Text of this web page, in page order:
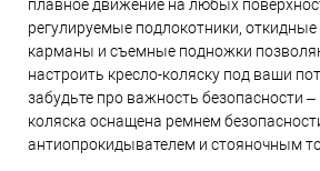
плавное движение на любых
регулируемые подлокотники,
карманы и съемные подножки
настроить кресло-коляску под ваши
забудьте про важность безопасности
коляска оснащена ремнем
антиопрокидывателем и стояночным